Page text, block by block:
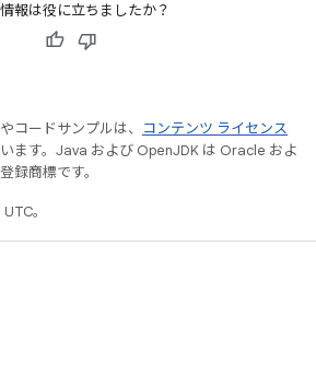
報は役に立ちましたか？
コードサンプルは、
コンテンツ ライセンス
ます。Java および OpenJDK は Oracle およ
録商標です。
。